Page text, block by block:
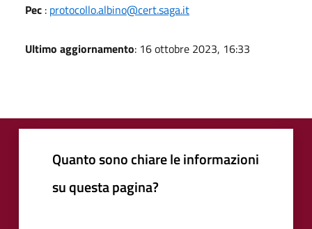
Pec : protocollo.albino@cert.saga.it
Ultimo aggiornamento: 16 ottobre 2023, 16:33
Quanto sono chiare le informazioni
su questa pagina?